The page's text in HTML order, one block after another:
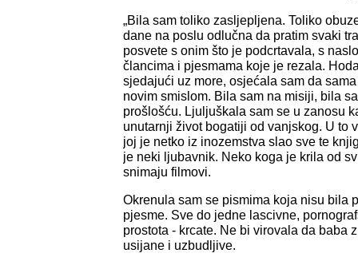
„Bila sam toliko zasljepljena. Toliko
dane na poslu odlučna da pratim svaki
posvete s onim što je podcrtavala, s
člancima i pjesmama koje je rezala.
sjedajući uz more, osjećala sam da
novim smislom. Bila sam na misiji, bila
prošlošću. Ljuljuškala sam se u zanosu
unutarnji život bogatiji od vanjskog. U to
joj je netko iz inozemstva slao sve te
je neki ljubavnik. Neko koga je krila od
snimaju filmovi.
Okrenula sam se pismima koja nisu bila
pjesme. Sve do jedne lascivne,
prostota - krcate. Ne bi virovala da baba
usijane i uzbudljive.